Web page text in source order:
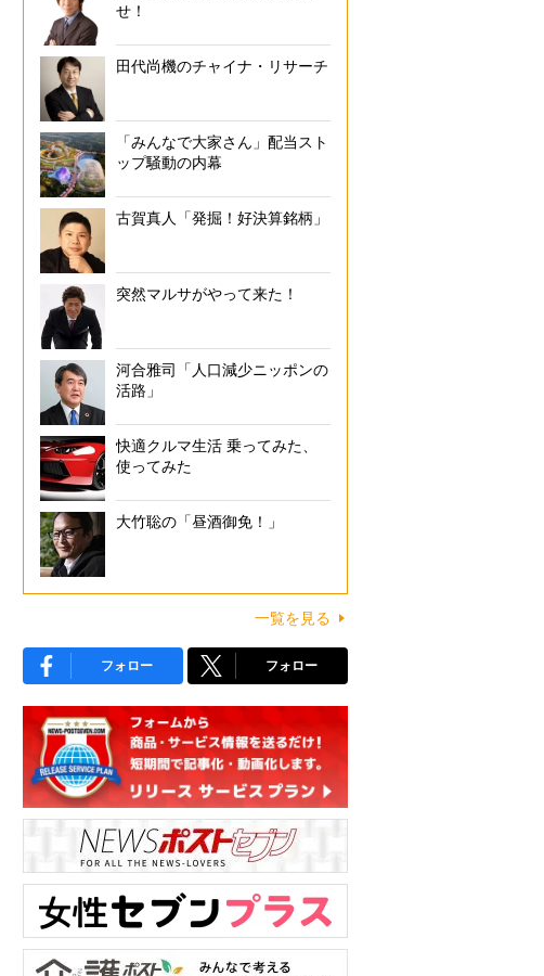
せ！
田代尚機のチャイナ・リサーチ
「みんなで大家さん」配当スト
ップ騒動の内幕
古賀真人「発掘！好決算銘柄」
突然マルサがやって来た！
河合雅司「人口減少ニッポンの
活路」
快適クルマ生活 乗ってみた、
使ってみた
大竹聡の「昼酒御免！」
一覧を見る
フォロー フォロー